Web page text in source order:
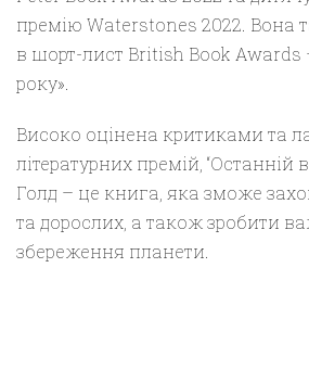
премію Waterstones 2022. Вона
в шорт-лист British Book Awards
року».
Високо оцінена критиками та
літературних премій, “Останній
Голд – це книга, яка зможе
та дорослих, а також зробити
збереження планети.